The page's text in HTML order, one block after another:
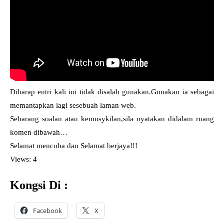
Diharap entri kali ini tidak disalah gunakan.Gunakan ia sebagai
memantapkan lagi sesebuah laman web.
Sebarang soalan atau kemusykilan,sila nyatakan didalam ruang
komen dibawah…
Selamat mencuba dan Selamat berjaya!!!
Views: 4
Kongsi Di :
Facebook X